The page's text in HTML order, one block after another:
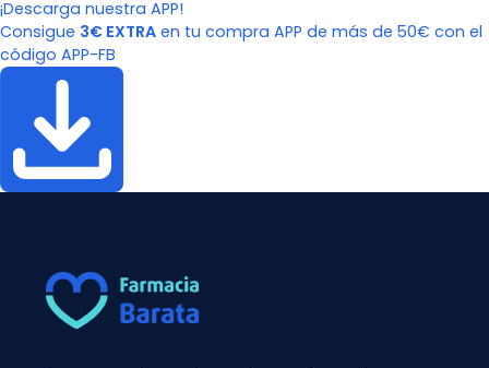
¡Descarga nuestra APP!
Consigue 3€ EXTRA en tu compra APP de más de 50€ con el
código APP-FB